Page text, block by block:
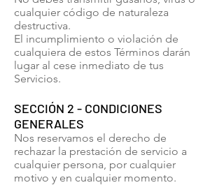
cualquier código de naturaleza
destructiva.
El incumplimiento o violación de
cualquiera de estos Términos darán
lugar al cese inmediato de tus
Servicios.
SECCIÓN 2 - CONDICIONES
GENERALES
Nos reservamos el derecho de
rechazar la prestación de servicio a
cualquier persona, por cualquier
motivo y en cualquier momento.